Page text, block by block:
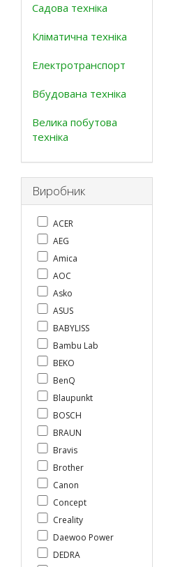
Садова техніка
Кліматична техніка
Електротранспорт
Вбудована техніка
Велика побутова
техніка
Виробник
ACER
AEG
Amica
AOC
Asko
ASUS
BABYLISS
Bambu Lab
BEKO
BenQ
Blaupunkt
BOSCH
BRAUN
Bravis
Brother
Canon
Concept
Creality
Daewoo Power
DEDRA